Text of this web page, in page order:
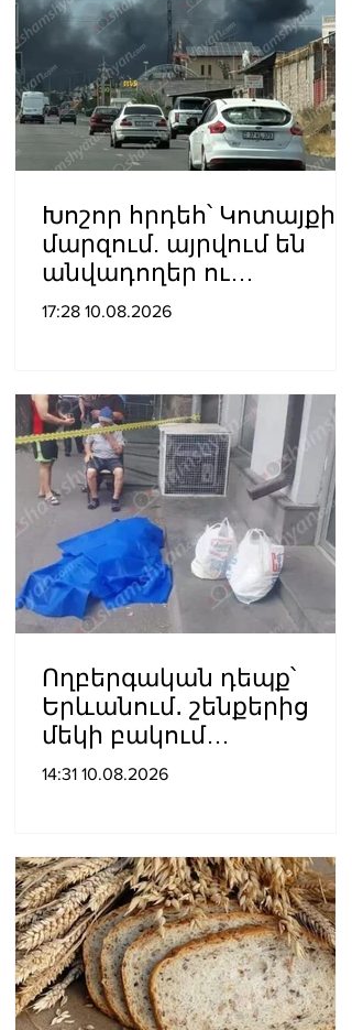
Խոշոր հրդեհ՝ Կոտայքի
մարզում. այրվում են
անվադողեր ու
խոտածածկ տարածք
17:28 10.08.2026
Ողբերգական դեպք՝
Երևանում․ շենքերից
մեկի բակում
հայտնաբերվել է կնոջ
14:31 10.08.2026